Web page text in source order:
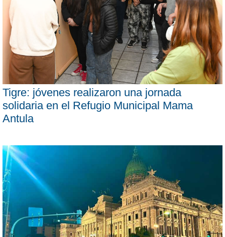
Tigre: jóvenes realizaron una jornada
solidaria en el Refugio Municipal Mama
Antula